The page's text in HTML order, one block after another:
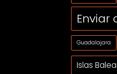
Enviar
Guadalajara
Islas